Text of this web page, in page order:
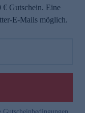
€ Gutschein. Eine
E-Mails möglich.